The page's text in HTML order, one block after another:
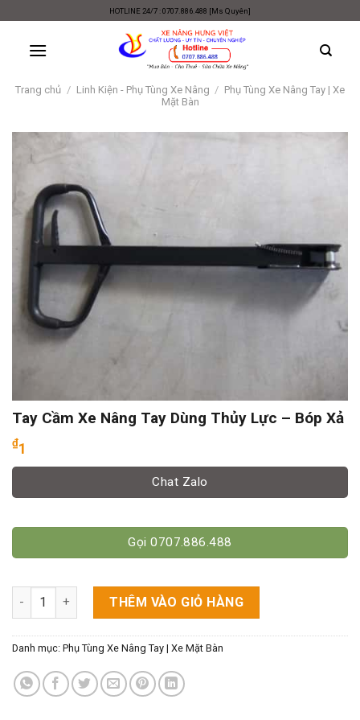
content
HOTLINE 24/7 : 0707.886.488 [Ms Quyên]
Trang chủ / Linh Kiện - Phụ Tùng Xe Nâng / Phụ Tùng Xe Nâng Tay | Xe
Mặt Bàn
Tay Cầm Xe Nâng Tay Dùng Thủy Lực – Bóp Xả
₫1
Chat Zalo
Gọi 0707.886.488
Tay Cầm Xe Nâng Tay Dùng Thủy Lực - Bóp Xả số lượng
THÊM VÀO GIỎ HÀNG
Danh mục: Phụ Tùng Xe Nâng Tay | Xe Mặt Bàn